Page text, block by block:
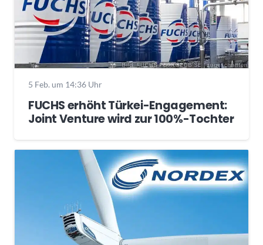
5 Feb. um 14:36 Uhr
FUCHS erhöht Türkei-Engagement:
Joint Venture wird zur 100%-Tochter